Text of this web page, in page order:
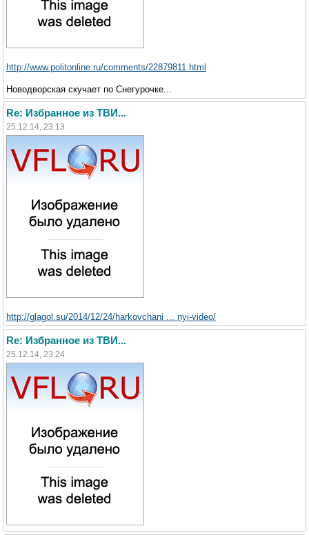
http://www.politonline.ru/comments/22879811.html
Новодворская скучает по Снегурочке...
Re: Избранное из ТВИ...
25.12.14, 23:13
http://glagol.su/2014/12/24/harkovchani ... nyi-video/
Re: Избранное из ТВИ...
25.12.14, 23:24